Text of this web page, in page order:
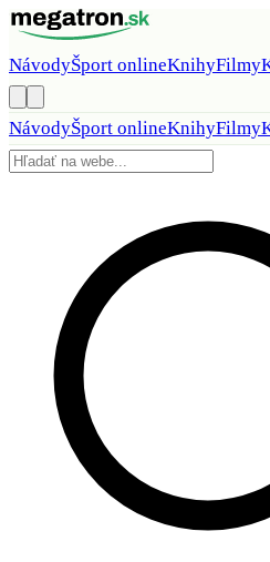
Preskočiť na obsah
NávodyŠport onlineKnihyFilmy
NávodyŠport onlineKnihyFilmy